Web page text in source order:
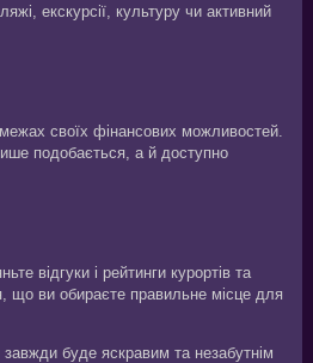
екскурсії, культуру чи активний
своїх фінансових можливостей.
подобається, а й доступно
відгуки і рейтинги курортів та
що ви обираєте правильне місце для
буде яскравим та незабутнім